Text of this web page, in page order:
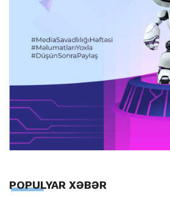
POPULYAR XƏBƏR